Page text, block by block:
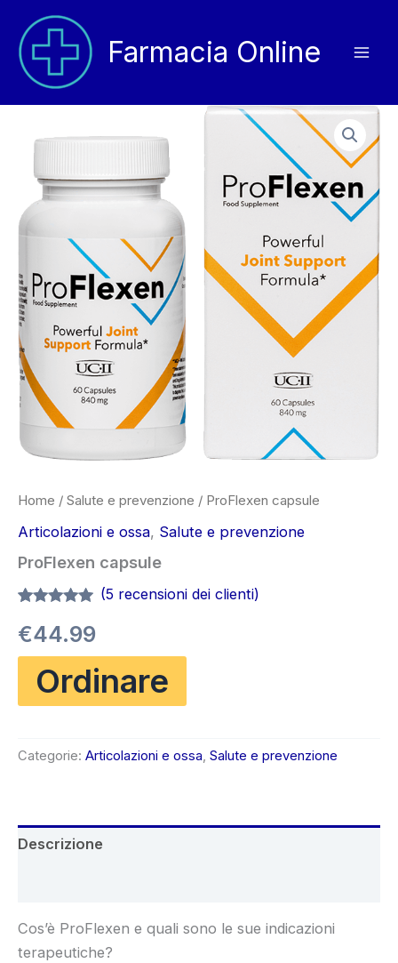
contenuto
Farmacia Online
Home / Salute e prevenzione / ProFlexen capsule
Articolazioni e ossa, Salute e prevenzione
ProFlexen capsule
su 5 su
base di
recensioni
(5recensioni dei clienti)
€44.99
Ordinare
Categorie: Articolazioni e ossa, Salute e prevenzione
Descrizione
Cos’è ProFlexen e quali sono le sue indicazioni
terapeutiche?